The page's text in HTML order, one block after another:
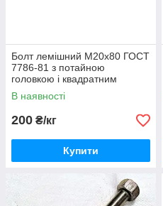
Болт лемішний М20х80 ГОСТ
7786-81 з потайною
головкою і квадратним
підголовком
В наявності
200 ₴/кг
Купити